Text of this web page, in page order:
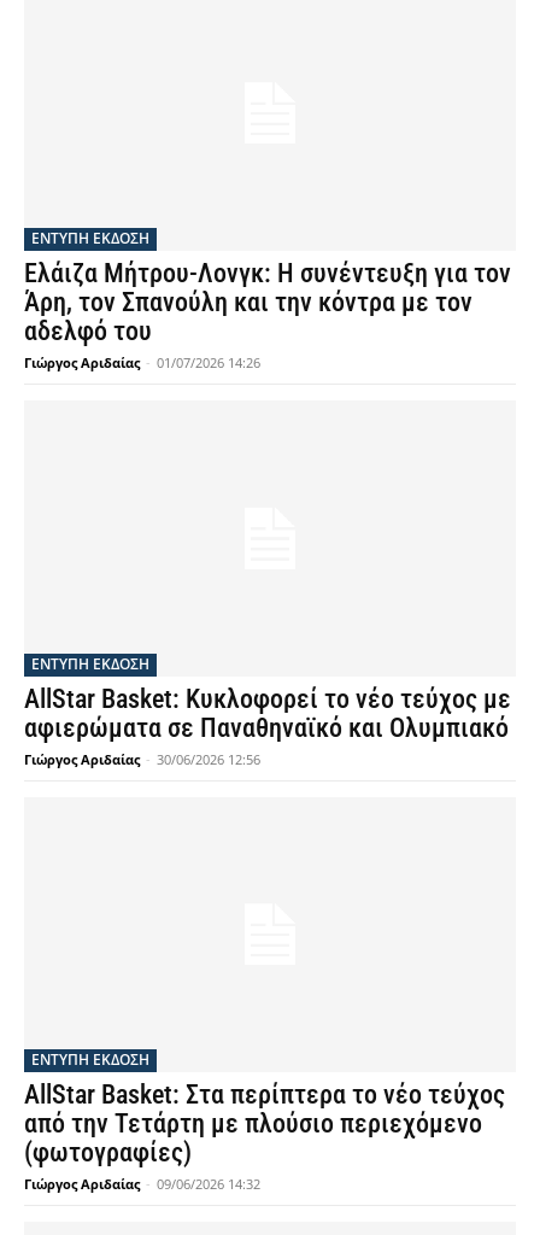
ΕΝΤΥΠΗ ΕΚΔΟΣΗ
Ελάιζα Μήτρου-Λονγκ: Η συνέντευξη για τον
Άρη, τον Σπανούλη και την κόντρα με τον
αδελφό του
Γιώργος Αριδαίας - 01/07/2026 14:26
ΕΝΤΥΠΗ ΕΚΔΟΣΗ
AllStar Basket: Κυκλοφορεί το νέο τεύχος με
αφιερώματα σε Παναθηναϊκό και Ολυμπιακό
Γιώργος Αριδαίας - 30/06/2026 12:56
ΕΝΤΥΠΗ ΕΚΔΟΣΗ
AllStar Basket: Στα περίπτερα το νέο τεύχος
από την Τετάρτη με πλούσιο περιεχόμενο
(φωτογραφίες)
Γιώργος Αριδαίας - 09/06/2026 14:32